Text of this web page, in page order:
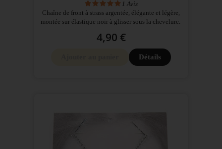
1 Avis
Chaîne de front à strass argentée, élégante et légère,
montée sur élastique noir à glisser sous la chevelure.
4,90 €
Détails